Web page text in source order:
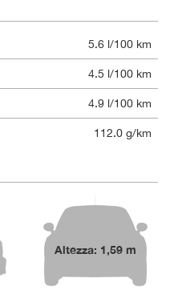
5.6 l/100 km
4.5 l/100 km
4.9 l/100 km
112.0 g/km
Altezza: 1,59 m